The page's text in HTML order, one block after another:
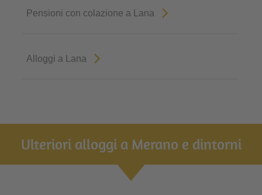
Pensioni con colazione a Lana
Alloggi a Lana
Ulteriori alloggi a Merano e dintorni